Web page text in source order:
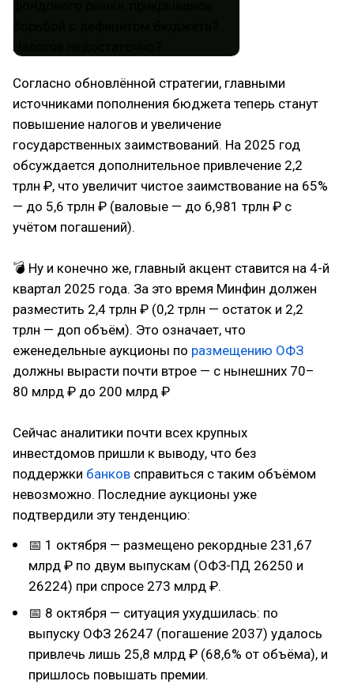
Согласно обновлённой стратегии, главными
источниками пополнения бюджета теперь станут
повышение налогов и увеличение
государственных заимствований. На 2025 год
обсуждается дополнительное привлечение 2,2
трлн ₽, что увеличит чистое заимствование на 65%
— до 5,6 трлн ₽ (валовые — до 6,981 трлн ₽ с
учётом погашений).
💣 Ну и конечно же, главный акцент ставится на 4-й
квартал 2025 года. За это время Минфин должен
разместить 2,4 трлн ₽ (0,2 трлн — остаток и 2,2
трлн — доп объём). Это означает, что
еженедельные аукционы по размещению ОФЗ
должны вырасти почти втрое — с нынешних 70–
80 млрд ₽ до 200 млрд ₽
Сейчас аналитики почти всех крупных
инвестдомов пришли к выводу, что без
поддержки банков справиться с таким объёмом
невозможно. Последние аукционы уже
подтвердили эту тенденцию:
📅 1 октября — размещено рекордные 231,67
млрд ₽ по двум выпускам (ОФЗ-ПД 26250 и
26224) при спросе 273 млрд ₽.
📅 8 октября — ситуация ухудшилась: по
выпуску ОФЗ 26247 (погашение 2037) удалось
привлечь лишь 25,8 млрд ₽ (68,6% от объёма), и
пришлось повышать премии.